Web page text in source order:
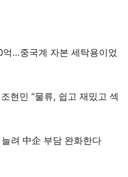
…중국계 자본 세탁용이었
현민 “물류, 쉽고 재밌고 섹
려 中企 부담 완화한다